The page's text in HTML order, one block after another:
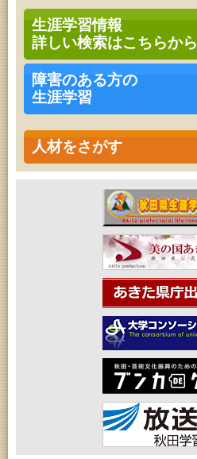
生涯学習情報
詳しい検索はこちらから
障害のある方の
生涯学習
人材をさがす
体験」